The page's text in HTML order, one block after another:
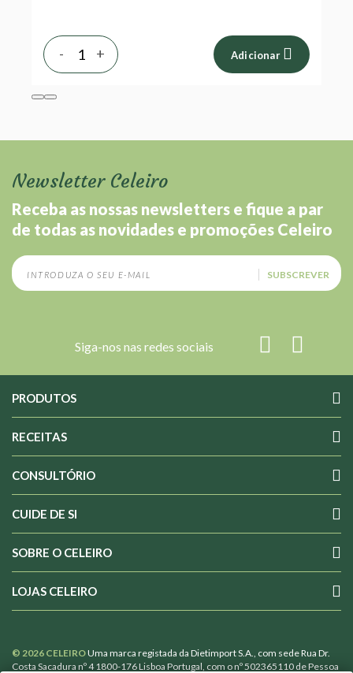
+
- Adicionar
Newsletter Celeiro
Receba as nossas newsletters e fique a par
de todas as novidades e promoções Celeiro
SUBSCREVER
Siga-nos nas redes sociais
PRODUTOS
RECEITAS
CONSULTÓRIO
CUIDE DE SI
SOBRE O CELEIRO
LOJAS CELEIRO
© 2026 CELEIROUma marca registada da Dietimport S.A., com sede Rua Dr.
Costa Sacadura nº 4 1800-176 Lisboa Portugal, com o nº 502365110 de Pessoa